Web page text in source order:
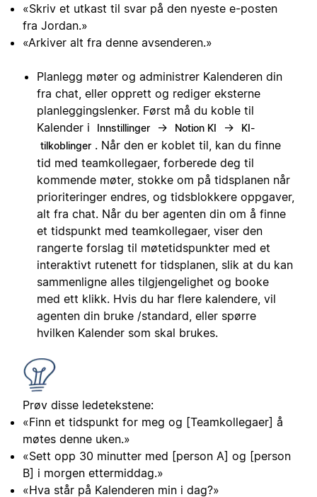
«Skriv et utkast til svar på den nyeste e-posten
fra Jordan.»
«Arkiver alt fra denne avsenderen.»
Planlegg møter og administrer Kalenderen din
fra chat, eller opprett og rediger eksterne
planleggingslenker. Først må du koble til
Kalender i
Innstillinger → Notion KI →
KI-
tilkoblinger . Når den er koblet til, kan du finne
tid med teamkollegaer, forberede deg til
kommende møter, stokke om på tidsplanen når
prioriteringer endres, og tidsblokkere oppgaver,
alt fra chat. Når du ber agenten din om å finne
et tidspunkt med teamkollegaer, viser den
rangerte forslag til møtetidspunkter med et
interaktivt rutenett for tidsplanen, slik at du kan
sammenligne alles tilgjengelighet og booke
med ett klikk. Hvis du har flere kalendere, vil
agenten din bruke /standard, eller spørre
hvilken Kalender som skal brukes.
Prøv disse ledetekstene:
«Finn et tidspunkt for meg og [Teamkollegaer] å
møtes denne uken.»
«Sett opp 30 minutter med [person A] og [person
B] i morgen ettermiddag.»
«Hva står på Kalenderen min i dag?»